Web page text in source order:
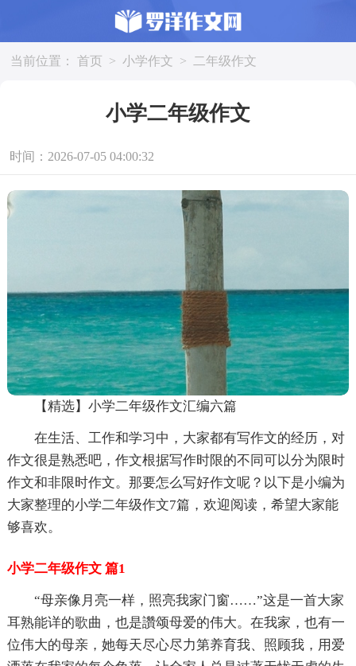
当前位置： 首页 > 小学作文 > 二年级作文
小学二年级作文
时间：2026-07-05 04:00:32
【精选】小学二年级作文汇编六篇
在生活、工作和学习中，大家都有写作文的经历，对
作文很是熟悉吧，作文根据写作时限的不同可以分为限时
作文和非限时作文。那要怎么写好作文呢？以下是小编为
大家整理的小学二年级作文7篇，欢迎阅读，希望大家能
够喜欢。
小学二年级作文 篇1
“母亲像月亮一样，照亮我家门窗……”这是一首大家
耳熟能详的歌曲，也是讚颂母爱的伟大。在我家，也有一
位伟大的母亲，她每天尽心尽力第养育我、照顾我，用爱